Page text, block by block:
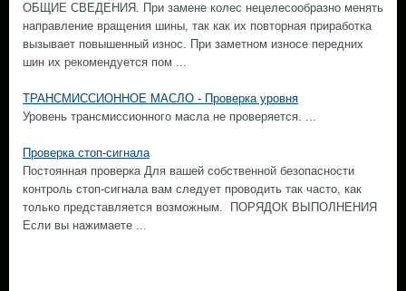
ОБЩИЕ СВЕДЕНИЯ. При замене колес нецелесообразно менять
направление вращения шины, так как их повторная приработка
вызывает повышенный износ. При заметном износе передних
шин их рекомендуется пом ...
ТРАНСМИССИОННОЕ МАСЛО - Проверка уровня
Уровень трансмиссионного масла не проверяется. ...
Проверка стоп-сигнала
Постоянная проверка Для вашей собственной безопасности
контроль стоп-сигнала вам следует проводить так часто, как
только представляется возможным. ПОРЯДОК ВЫПОЛНЕНИЯ
Если вы нажимаете ...